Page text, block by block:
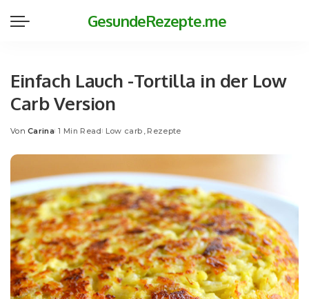
GesundeRezepte.me
Einfach Lauch -Tortilla in der Low
Carb Version
Posted
Von Carina 1 Min Read Low carb Rezepte